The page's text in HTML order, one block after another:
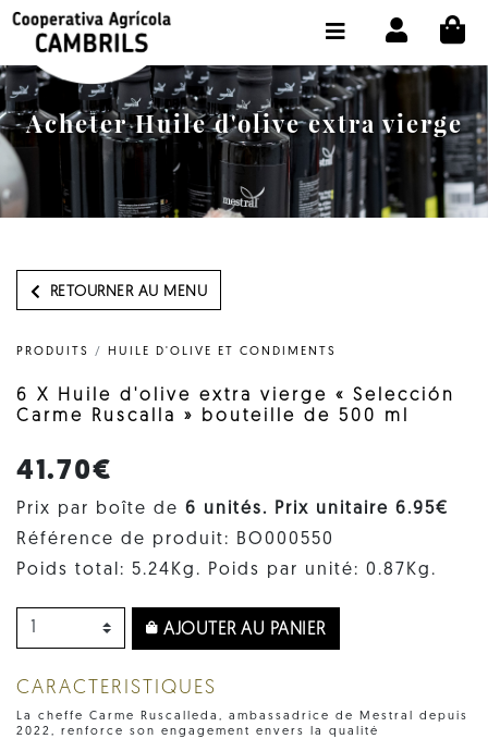
Acheter Huile d'olive extra vierge
RETOURNER AU MENU
PRODUITS / HUILE D'OLIVE ET CONDIMENTS
6 X Huile d'olive extra vierge « Selección
Carme Ruscalla » bouteille de 500 ml
41.70€
Prix par boîte de 6 unités. Prix ​​unitaire 6.95€
Référence de produit: BO000550
Poids total: 5.24Kg. Poids par unité: 0.87Kg.
AJOUTER AU PANIER
CARACTERISTIQUES
La cheffe Carme Ruscalleda, ambassadrice de Mestral depuis
2022, renforce son engagement envers la qualité
BOUTIQUE ACHETER EN LIGNE
LA COOPÉRATIVE
OLEOTOUR
PRODUITS
NOTRE HUILE
CHOISIR LA LANGUE: FR